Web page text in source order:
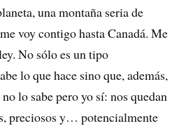
una montaña seria de
voy contigo hasta Canadá. Me
No sólo es un tipo
lo que hace sino que, además,
lo sabe pero yo sí: nos quedan
preciosos y… potencialmente